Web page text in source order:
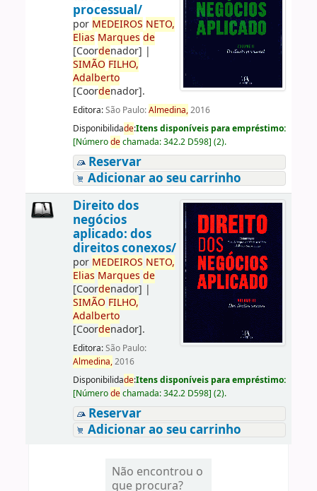
processual/
por MEDEIROS NETO,
Elias Marques de
[Coordenador] |
SIMÃO FILHO,
Adalberto
[Coordenador].
Editora:São Paulo:Almedina,2016
Disponibilidade:Itens disponíveis para empréstimo:
[Númerodechamada:342.2 D598] (2).
Reservar
Adicionar ao seu carrinho
Direito dos
negócios
aplicado: dos
direitos conexos/
por MEDEIROS NETO,
Elias Marques de
[Coordenador] |
SIMÃO FILHO,
Adalberto
[Coordenador].
Editora:São Paulo:
Almedina,2016
Disponibilidade:Itens disponíveis para empréstimo:
[Númerodechamada:342.2 D598] (2).
Reservar
Adicionar ao seu carrinho
Não encontrou o
que procura?